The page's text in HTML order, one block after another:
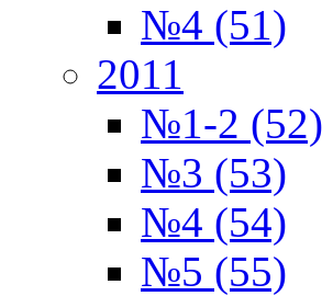
№4 (51)
2011
№1-2 (52)
№3 (53)
№4 (54)
№5 (55)